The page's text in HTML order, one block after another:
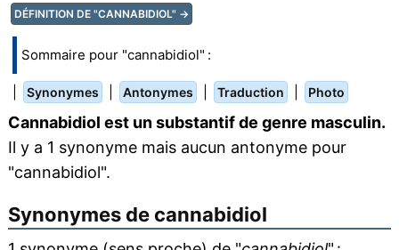
DÉFINITION DE "CANNABIDIOL" →
Sommaire pour "cannabidiol" :
Synonymes Antonymes Traduction Photo
Cannabidiol est un substantif de genre masculin.
Il y a 1 synonyme mais aucun antonyme pour
"cannabidiol".
Synonymes de cannabidiol